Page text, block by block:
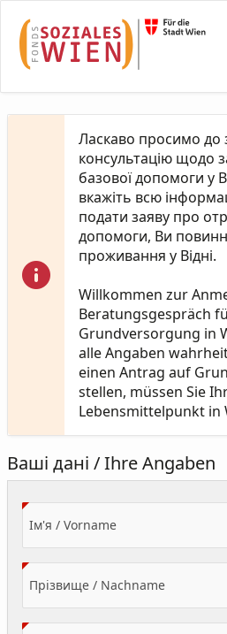
Ласкаво просимо до
консультацію щодо
базової допомоги у
вкажіть всю
подати заяву про
допомоги, Ви
проживання у Відні.
Willkommen zur
Beratungsgespräch
Grundversorgung in
alle Angaben
einen Antrag auf
stellen, müssen Sie
Lebensmittelpunkt in
Ваші дані / Ihre Angaben
Ім'я / Vorname(Value Required)
Прізвище / Nachname(Value